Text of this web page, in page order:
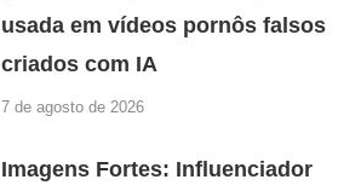
usada em vídeos pornôs falsos
criados com IA
7 de agosto de 2026
Imagens Fortes: Influenciador